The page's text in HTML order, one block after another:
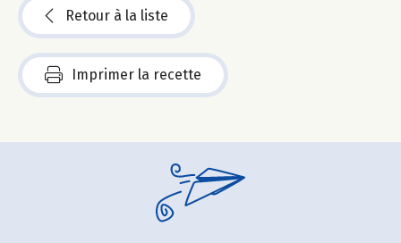
Retour à la liste
Imprimer la recette